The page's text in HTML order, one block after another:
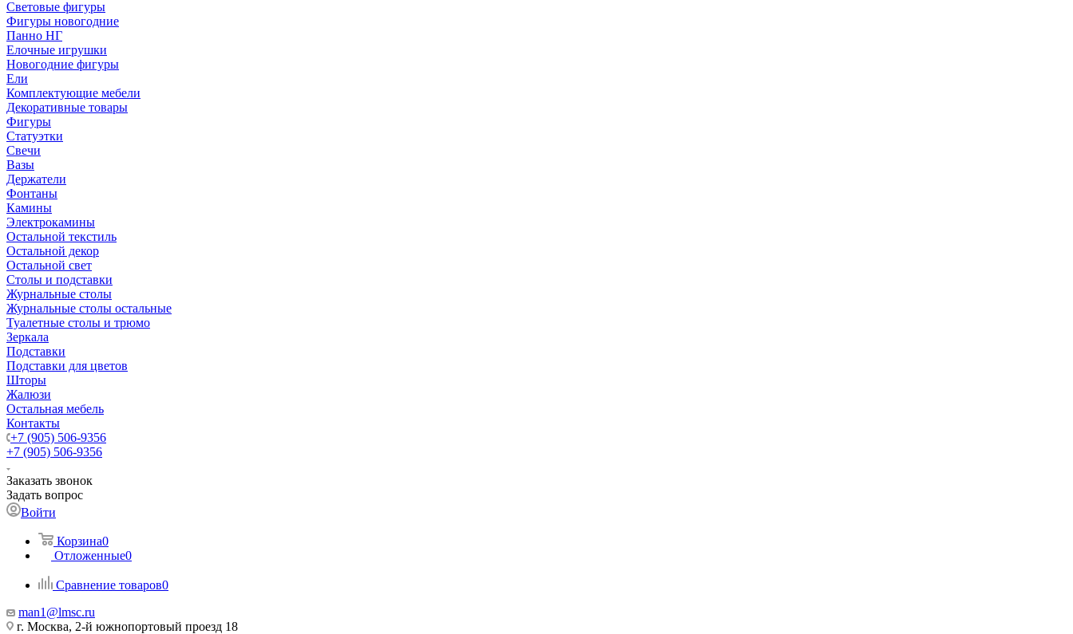
Световые фигуры
Фигуры новогодние
Панно НГ
Елочные игрушки
Новогодние фигуры
Ели
Комплектующие мебели
Декоративные товары
Фигуры
Статуэтки
Свечи
Вазы
Держатели
Фонтаны
Камины
Электрокамины
Остальной текстиль
Остальной декор
Остальной свет
Столы и подставки
Журнальные столы
Журнальные столы остальные
Туалетные столы и трюмо
Зеркала
Подставки
Подставки для цветов
Шторы
Жалюзи
Остальная мебель
Контакты
+7 (905) 506-9356
+7 (905) 506-9356
Заказать звонок
Задать вопрос
Войти
Корзина0
Отложенные0
Сравнение товаров0
man1@lmsc.ru
г. Москва, 2-й южнопортовый проезд 18